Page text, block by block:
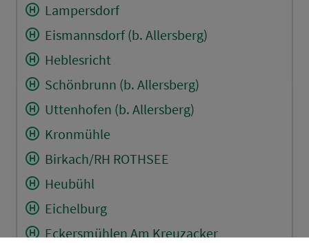
Lampersdorf
Eismannsdorf (b. Allersberg)
Heblesricht
Schönbrunn (b. Allersberg)
Uttenhofen (b. Allersberg)
Kronmühle
Birkach/RH ROTHSEE
Heubühl
Eichelburg
Eckersmühlen Am Kreuzacker